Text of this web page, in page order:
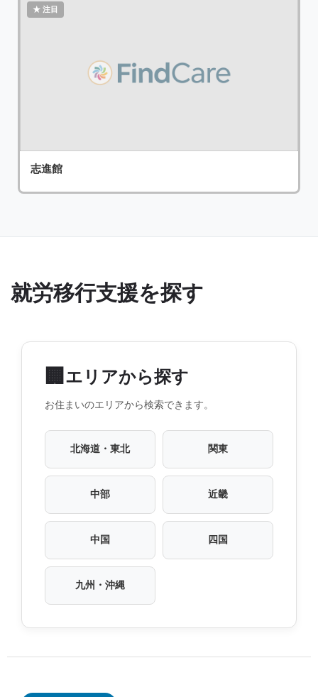
志進館
就労移行支援を探す
🏢 エリアから探す
お住まいのエリアから検索できます。
北海道・東北 関東
中部 近畿
中国 四国
九州・沖縄